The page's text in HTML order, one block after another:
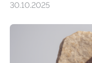
erfüllen können,
der Ruhr-Universität
und Dr. Ismaila
unbekannten
30.10.2025